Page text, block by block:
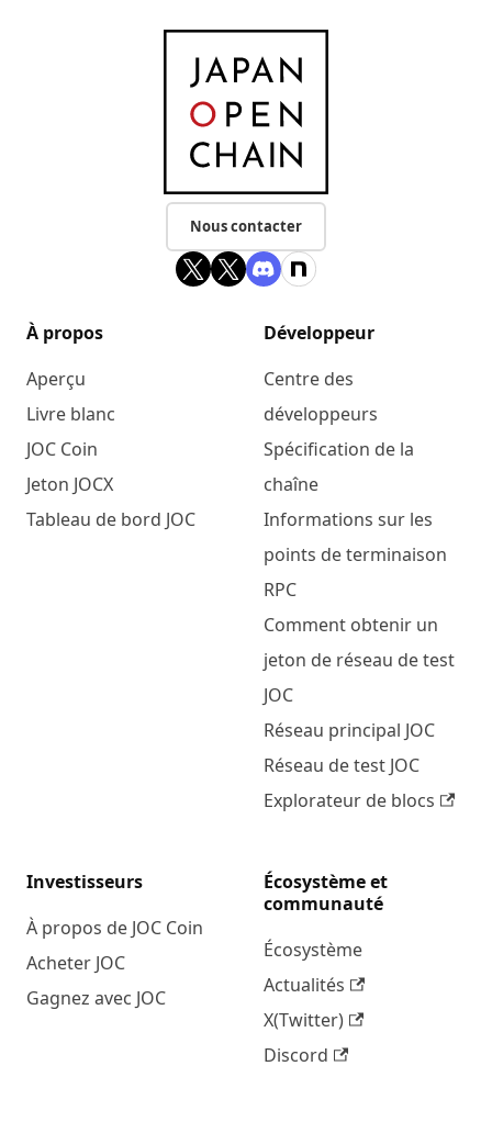
Nous contacter
À propos
Aperçu
Livre blanc
JOC Coin
Jeton JOCX
Tableau de bord JOC
Développeur
Centre des
développeurs
Spécification de la
chaîne
Informations sur les
points de terminaison
RPC
Comment obtenir un
jeton de réseau de test
JOC
Réseau principal JOC
Réseau de test JOC
Explorateur de blocs
Investisseurs
À propos de JOC Coin
Acheter JOC
Gagnez avec JOC
Écosystème et
communauté
Écosystème
Actualités
X(Twitter)
Discord